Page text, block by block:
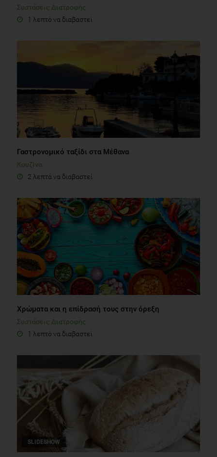
Συστάσεις Διατροφής
1 λεπτό να διαβαστεί
Γαστρονομικό ταξίδι στα Μέθανα
Κουζίνα
2 λεπτά να διαβαστεί
Χρώματα και η επίδρασή τους στην όρεξη
Συστάσεις Διατροφής
1 λεπτό να διαβαστεί
SLIDESHOW